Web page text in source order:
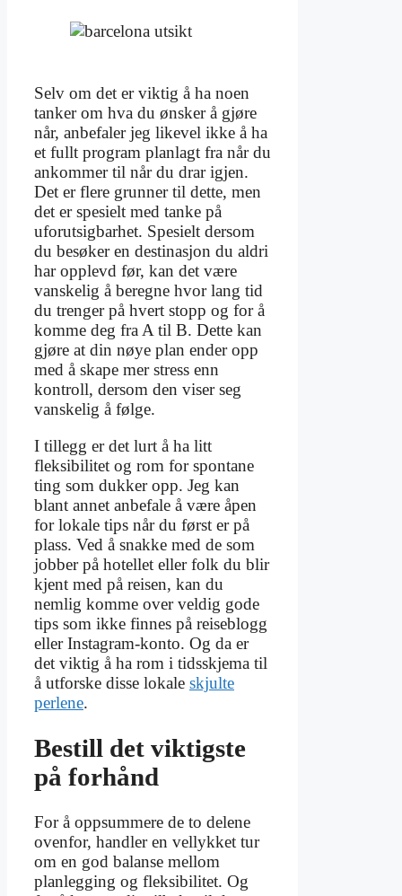
Selv om det er viktig å ha noen
tanker om hva du ønsker å gjøre
når, anbefaler jeg likevel ikke å ha
et fullt program planlagt fra når du
ankommer til når du drar igjen.
Det er flere grunner til dette, men
det er spesielt med tanke på
uforutsigbarhet. Spesielt dersom
du besøker en destinasjon du aldri
har opplevd før, kan det være
vanskelig å beregne hvor lang tid
du trenger på hvert stopp og for å
komme deg fra A til B. Dette kan
gjøre at din nøye plan ender opp
med å skape mer stress enn
kontroll, dersom den viser seg
vanskelig å følge.
I tillegg er det lurt å ha litt
fleksibilitet og rom for spontane
ting som dukker opp. Jeg kan
blant annet anbefale å være åpen
for lokale tips når du først er på
plass. Ved å snakke med de som
jobber på hotellet eller folk du blir
kjent med på reisen, kan du
nemlig komme over veldig gode
tips som ikke finnes på reiseblogg
eller Instagram-konto. Og da er
det viktig å ha rom i tidsskjema til
å utforske disse lokale skjulte
perlene.
Bestill det viktigste
på forhånd
For å oppsummere de to delene
ovenfor, handler en vellykket tur
om en god balanse mellom
planlegging og fleksibilitet. Og